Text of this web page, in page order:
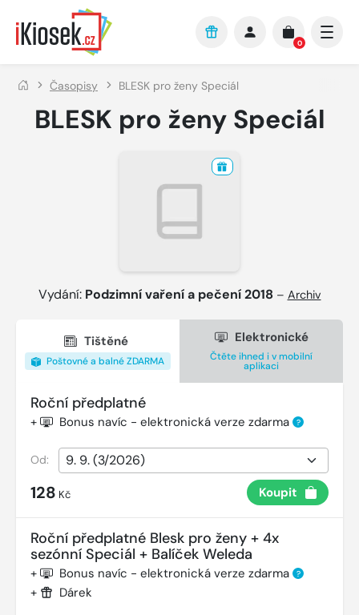
Přejít na hlavní obsah
0
Časopisy BLESK pro ženy Speciál
BLESK pro ženy Speciál
Vydání: Podzimní vaření a pečení 2018 – Archiv
Tištěné
Poštovné a balné ZDARMA
Elektronické
Čtěte ihned i v mobilní
aplikaci
Roční předplatné
+ Bonus navíc - elektronická verze zdarma ?
Od:
128 Kč Koupit
Roční předplatné Blesk pro ženy + 4x
sezónní Speciál + Balíček Weleda
+ Bonus navíc - elektronická verze zdarma ?
+ Dárek